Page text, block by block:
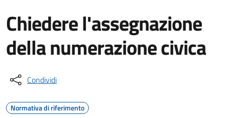
Chiedere l'assegnazione
della numerazione civica
Condividi
Normativa di riferimento